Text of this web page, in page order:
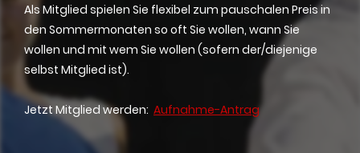
Als Mitglied spielen Sie flexibel zum pauschalen Preis in
den Sommermonaten so oft Sie wollen, wann Sie
wollen und mit wem Sie wollen (sofern der/diejenige
selbst Mitglied ist).
Jetzt Mitglied werden: Aufnahme-Antrag​